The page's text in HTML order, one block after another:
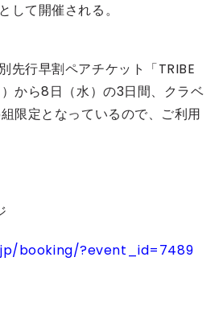
して開催される。
先行早割ペアチケット「TRIBE
から8日（水）の3日間、クラベ
限定となっているので、ご利用
booking/?event_id=7489